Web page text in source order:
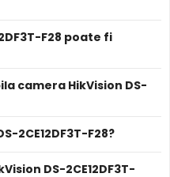
F28 are olentila fixa
F28 poate fi
camera HikVision DS-
2CE12DF3T-F28?
DS-2CE12DF3T-